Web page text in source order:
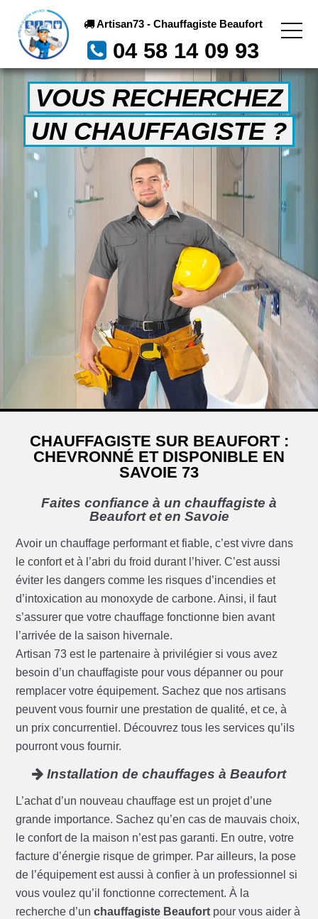
Artisan73 - Chauffagiste Beaufort
04 58 14 09 93
VOUS RECHERCHEZ
UN CHAUFFAGISTE ?
CHAUFFAGISTE SUR BEAUFORT :
CHEVRONNÉ ET DISPONIBLE EN
SAVOIE 73
Faites confiance à un chauffagiste à
Beaufort et en Savoie
Avoir un chauffage performant et fiable, c’est vivre dans
le confort et à l’abri du froid durant l’hiver. C’est aussi
éviter les dangers comme les risques d’incendies et
d’intoxication au monoxyde de carbone. Ainsi, il faut
s’assurer que votre chauffage fonctionne bien avant
l’arrivée de la saison hivernale.
Artisan 73 est le partenaire à privilégier si vous avez
besoin d’un chauffagiste pour vous dépanner ou pour
remplacer votre équipement. Sachez que nos artisans
peuvent vous fournir une prestation de qualité, et ce, à
un prix concurrentiel. Découvrez tous les services qu’ils
pourront vous fournir.
Installation de chauffages à Beaufort
L’achat d’un nouveau chauffage est un projet d’une
grande importance. Sachez qu’en cas de mauvais choix,
le confort de la maison n’est pas garanti. En outre, votre
facture d’énergie risque de grimper. Par ailleurs, la pose
de l’équipement est aussi à confier à un professionnel si
vous voulez qu’il fonctionne correctement. À la
recherche d’unchauffagiste Beaufort pour vous aider à